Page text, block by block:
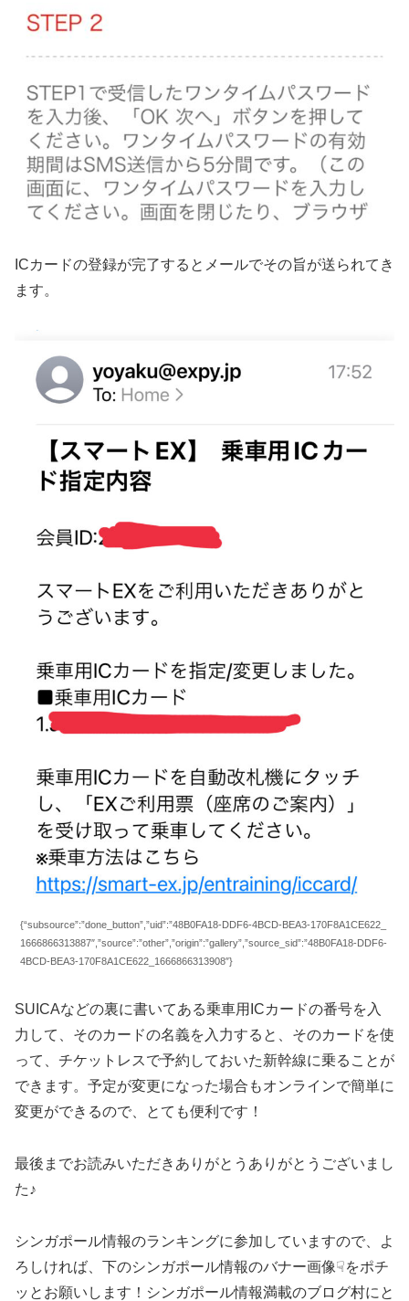
ICカードの登録が完了するとメールでその旨が送られてき
ます。
{“subsource”:”done_button”,”uid”:”48B0FA18-DDF6-4BCD-BEA3-170F8A1CE622_
1666866313887″,”source”:”other”,”origin”:”gallery”,”source_sid”:”48B0FA18-DDF6-
4BCD-BEA3-170F8A1CE622_1666866313908″}
SUICAなどの裏に書いてある乗車用ICカードの番号を入
力して、そのカードの名義を入力すると、そのカードを使
って、チケットレスで予約しておいた新幹線に乗ることが
できます。予定が変更になった場合もオンラインで簡単に
変更ができるので、とても便利です！
最後までお読みいただきありがとうありがとうございまし
た♪
シンガポール情報のランキングに参加していますので、よ
ろしければ、下のシンガポール情報のバナー画像☟をポチ
ッとお願いします！シンガポール情報満載のブログ村にと